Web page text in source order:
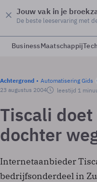
Jouw vak in je
De beste leeservaring met
BusinessMaatschappij
Achtergrond Automatisering Gids
23 augustus 2004
leestijd 1
Tiscali
dochter
Internetaanbieder
bedrijfsonderdeel in